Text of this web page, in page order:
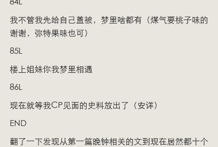
我不管我先给自己盖被，梦里啥都有（煤气要桃子味的
谢谢，弥特果味也可）
85L
楼上姐妹你我梦里相遇
86L
现在就等我CP见面的史料放出了（安详）
END
翻了一下发现从第一篇晚钟相关的文到现在居然都十个